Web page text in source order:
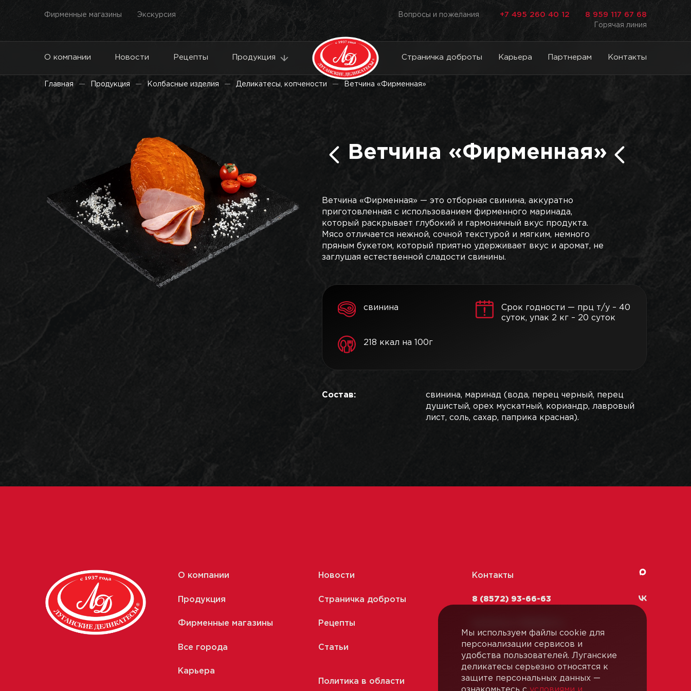
Мы используем файлы cookie для
персонализации сервисов и
удобства пользователей. Луганские
деликатесы серьезно относятся к
защите персональных данных —
Фирменные магазины Экскурсия Вопросы и пожелания +7 495 260 40 12 8 959 117 67 68
Горячая линия
О компании Новости Рецепты Продукция Страничка доброты Карьера Партнерам Контакты
Главная Продукция Колбасные изделия Деликатесы, копчености Ветчина «Фирменная»
Ветчина «Фирменная»
Ветчина «Фирменная» — это отборная свинина, аккуратно
приготовленная с использованием фирменного маринада,
который раскрывает глубокий и гармоничный вкус продукта.
Мясо отличается нежной, сочной текстурой и мягким, немного
пряным букетом, который приятно удерживает вкус и аромат, не
заглушая естественной сладости свинины.
свинина
Срок годности — прц т/у – 40
суток, упак 2 кг – 20 суток
218 ккал на 100г
Состав:
свинина, маринад (вода, перец черный, перец
душистый, орех мускатный, кориандр, лавровый
лист, соль, сахар, паприка красная).
О компании
Продукция
Фирменные магазины
Все города
Новости
Страничка доброты
Рецепты
Статьи
Карьера
Политика в области
Контакты
8 (8572) 93-66-63